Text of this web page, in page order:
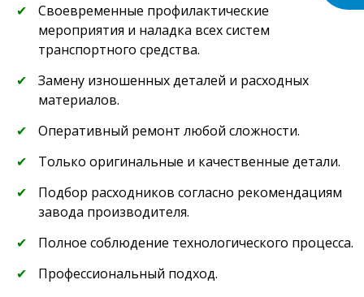
Своевременные профилактические
мероприятия и наладка всех систем
транспортного средства.
Замену изношенных деталей и расходных
материалов.
Оперативный ремонт любой сложности.
Только оригинальные и качественные детали.
Подбор расходников согласно рекомендациям
завода производителя.
Полное соблюдение технологического процесса.
Профессиональный подход.